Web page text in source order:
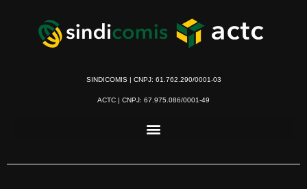
SINDICOMIS | CNPJ: 61.762.290/0001-03
ACTC | CNPJ: 67.975.086/0001-49